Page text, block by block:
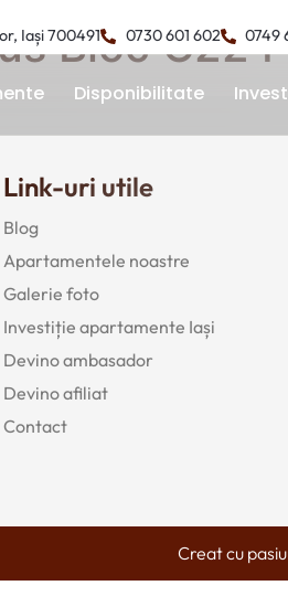
Iași 700491 0730 601 602 0749
Disponibilitate
Bloc C22
Link-uri utile
Blog
Apartamentele noastre
Galerie foto
Investiție apartamente Iași
Devino ambasador
Devino afiliat
Contact
Creat cu